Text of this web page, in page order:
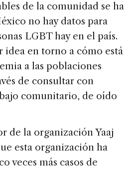
de la comunidad se ha
no hay datos para
LGBT hay en el país.
idea en torno a cómo está
a las poblaciones
de consultar con
comunitario, de oído
de la organización Yaaj
esta organización ha
veces más casos de